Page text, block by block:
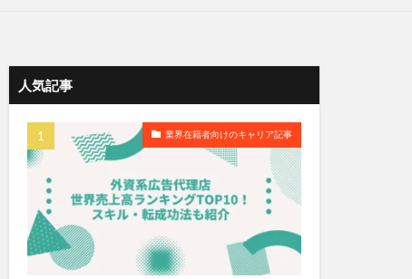
人気記事
業界在籍者向けのキャリア記事